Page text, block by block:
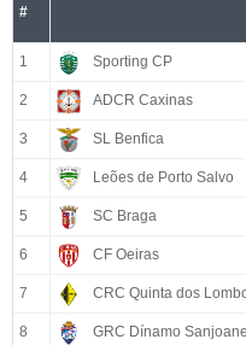
#
1 Sporting CP
2 ADCR Caxinas
3 SL Benfica
4 Leões de Porto Salvo
5 SC Braga
6 CF Oeiras
7 CRC Quinta dos
8 GRC Dínamo